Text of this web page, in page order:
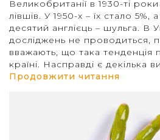
Великобританії в 1930-ті
лівшів. У 1950-х – їх стало
десятий англієць – шульга. В
досліджень не проводиться,
вважають, що така тенденція
країні. Насправді є декілька
Продовжити читання